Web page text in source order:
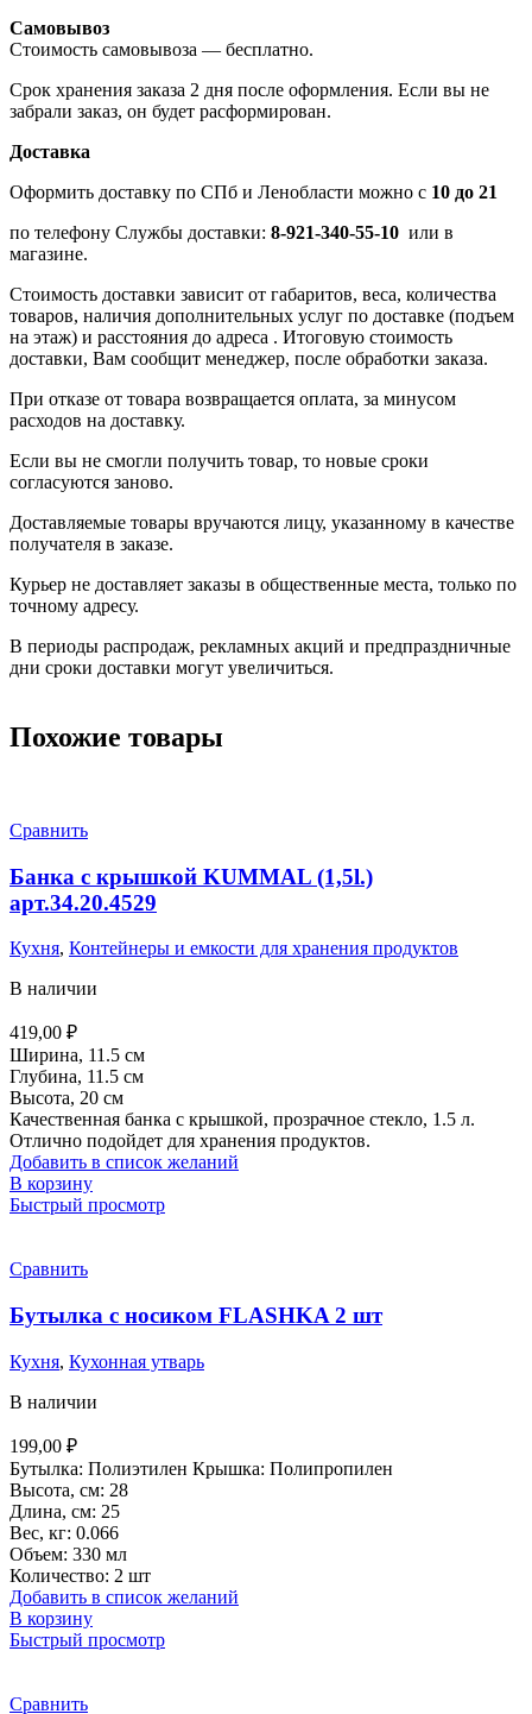
Самовывоз
Стоимость самовывоза — бесплатно.
Срок хранения заказа 2 дня после оформления. Если вы не
забрали заказ, он будет расформирован.
Доставка
Оформить доставку по СПб и Ленобласти можно с 10 до 21
по телефону Службы доставки: 8-921-340-55-10 или в
магазине.
Стоимость доставки зависит от габаритов, веса, количества
товаров, наличия дополнительных услуг по доставке (подъем
на этаж) и расстояния до адреса . Итоговую стоимость
доставки, Вам сообщит менеджер, после обработки заказа.
При отказе от товара возвращается оплата, за минусом
расходов на доставку.
Если вы не смогли получить товар, то новые сроки
согласуются заново.
Доставляемые товары вручаются лицу, указанному в качестве
получателя в заказе.
Курьер не доставляет заказы в общественные места, только по
точному адресу.
В периоды распродаж, рекламных акций и предпраздничные
дни сроки доставки могут увеличиться.
Похожие товары
Сравнить
Банка с крышкой KUMMAL (1,5l.)
арт.34.20.4529
Кухня, Контейнеры и емкости для хранения продуктов
В наличии
419,00 ₽
Ширина, 11.5 см
Глубина, 11.5 см
Высота, 20 см
Качественная банка с крышкой, прозрачное стекло, 1.5 л.
Отлично подойдет для хранения продуктов.
Добавить в список желаний
В корзину
Быстрый просмотр
Сравнить
Бутылка с носиком FLASHKA 2 шт
Кухня, Кухонная утварь
В наличии
199,00 ₽
Бутылка: Полиэтилен Крышка: Полипропилен
Высота, см: 28
Длина, см: 25
Вес, кг: 0.066
Объем: 330 мл
Количество: 2 шт
Добавить в список желаний
В корзину
Быстрый просмотр
Сравнить